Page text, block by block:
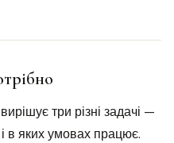
три різні задачі —
і в яких умовах працює.